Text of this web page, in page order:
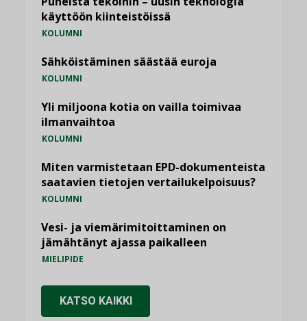
käyttöön kiinteistöissä
KOLUMNI
Sähköistäminen säästää euroja
KOLUMNI
Yli miljoona kotia on vailla toimivaa
ilmanvaihtoa
KOLUMNI
Miten varmistetaan EPD-dokumenteista
saatavien tietojen vertailukelpoisuus?
KOLUMNI
Vesi- ja viemärimitoittaminen on
jämähtänyt ajassa paikalleen
MIELIPIDE
KATSO KAIKKI